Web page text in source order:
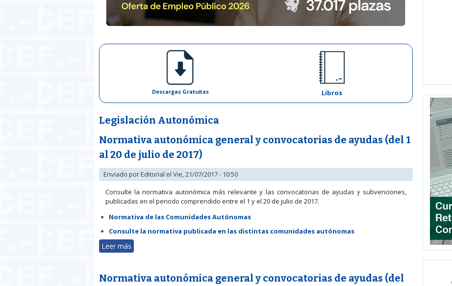
Descargas Gratuitas Libros
Legislación Autonómica
Normativa autonómica general y convocatorias de ayudas (del 1
al 20 de julio de 2017)
Enviado porEditorial el Vie, 21/07/2017 - 10:50
Consulte la normativa autonómica más relevante y las convocatorias de ayudas y subvenciones,
publicadas en el periodo comprendido entre el 1 y el 20 de julio de 2017.
Normativa de las Comunidades Autónomas
Consulte la normativa publicada en las distintas comunidades autónomas
Leer más
Normativa autonómica general y convocatorias de ayudas (del